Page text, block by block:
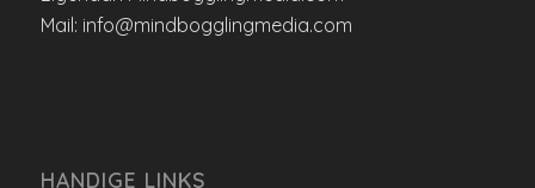
Mail: info@mindbogglingmedia.com
HANDIGE LINKS